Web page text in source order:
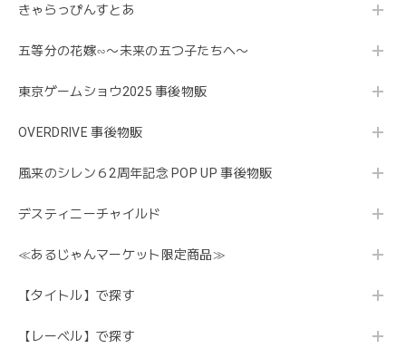
きゃらっぴんすとあ
五等分の花嫁∽〜未来の五つ子たちへ〜
東京ゲームショウ2025 事後物販
OVERDRIVE 事後物販
風来のシレン６2周年記念 POP UP 事後物販
デスティニーチャイルド
≪あるじゃんマーケット限定商品≫
【タイトル】で探す
【レーベル】で探す